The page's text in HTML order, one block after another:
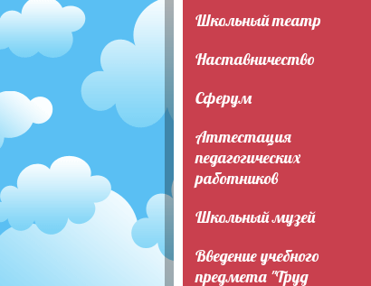
Школьный театр
Наставничество
Сферум
Аттестация
педагогических
работников
Школьный музей
Введение учебного
предмета "Труд